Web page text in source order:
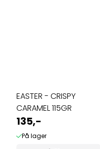
EASTER - CRISPY
CARAMEL 115GR
135,-
På lager